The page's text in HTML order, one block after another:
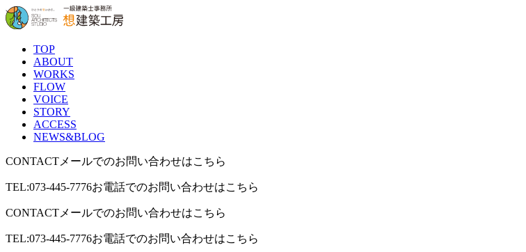
TOP
ABOUT
WORKS
FLOW
VOICE
STORY
ACCESS
NEWS&BLOG
CONTACT メールでのお問い合わせはこちら
TEL:073-445-7776お電話でのお問い合わせはこちら
CONTACT メールでのお問い合わせはこちら
TEL:073-445-7776お電話でのお問い合わせはこちら